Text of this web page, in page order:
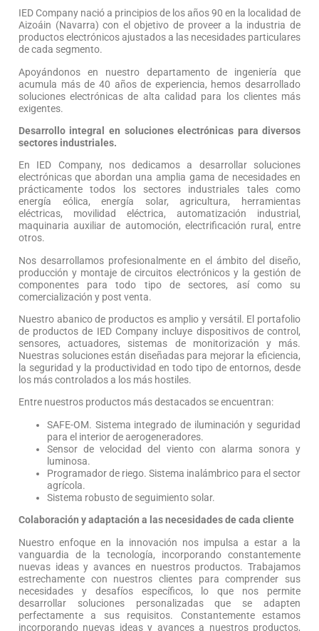
IED Company nació a principios de los años 90 en la localidad de
Aizoáin (Navarra) con el objetivo de proveer a la industria de
productos electrónicos ajustados a las necesidades particulares
de cada segmento.
Apoyándonos en nuestro departamento de ingeniería que
acumula más de 40 años de experiencia, hemos desarrollado
soluciones electrónicas de alta calidad para los clientes más
exigentes.
Desarrollo integral en soluciones electrónicas para diversos
sectores industriales.
En IED Company, nos dedicamos a desarrollar soluciones
electrónicas que abordan una amplia gama de necesidades en
prácticamente todos los sectores industriales tales como
energía eólica, energía solar, agricultura, herramientas
eléctricas, movilidad eléctrica, automatización industrial,
maquinaria auxiliar de automoción, electrificación rural, entre
otros.
Nos desarrollamos profesionalmente en el ámbito del diseño,
producción y montaje de circuitos electrónicos y la gestión de
componentes para todo tipo de sectores, así como su
comercialización y post venta.
Nuestro abanico de productos es amplio y versátil. El portafolio
de productos de IED Company incluye dispositivos de control,
sensores, actuadores, sistemas de monitorización y más.
Nuestras soluciones están diseñadas para mejorar la eficiencia,
la seguridad y la productividad en todo tipo de entornos, desde
los más controlados a los más hostiles.
Entre nuestros productos más destacados se encuentran:
SAFE-OM. Sistema integrado de iluminación y seguridad
para el interior de aerogeneradores.
Sensor de velocidad del viento con alarma sonora y
luminosa.
Programador de riego. Sistema inalámbrico para el sector
agrícola.
Sistema robusto de seguimiento solar.
Colaboración y adaptación a las necesidades de cada cliente
Nuestro enfoque en la innovación nos impulsa a estar a la
vanguardia de la tecnología, incorporando constantemente
nuevas ideas y avances en nuestros productos. Trabajamos
estrechamente con nuestros clientes para comprender sus
necesidades y desafíos específicos, lo que nos permite
desarrollar soluciones personalizadas que se adapten
perfectamente a sus requisitos. Constantemente estamos
incorporando nuevas ideas y avances a nuestros productos,